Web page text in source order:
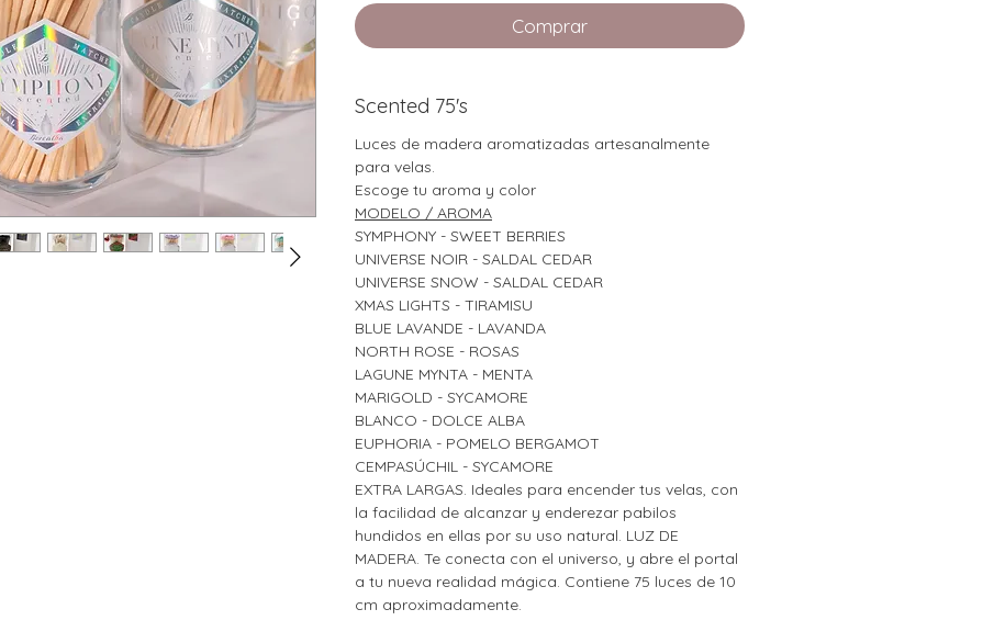
Comprar
Scented 75's
Luces de madera aromatizadas artesanalmente
para velas.
Escoge tu aroma y color
MODELO / AROMA
SYMPHONY - SWEET BERRIES
UNIVERSE NOIR - SALDAL CEDAR
UNIVERSE SNOW - SALDAL CEDAR
XMAS LIGHTS - TIRAMISU
BLUE LAVANDE - LAVANDA
NORTH ROSE - ROSAS
LAGUNE MYNTA - MENTA
MARIGOLD - SYCAMORE
BLANCO - DOLCE ALBA
EUPHORIA - POMELO BERGAMOT
CEMPASÚCHIL - SYCAMORE
EXTRA LARGAS. Ideales para encender tus velas, con
la facilidad de alcanzar y enderezar pabilos
hundidos en ellas por su uso natural. LUZ DE
MADERA. Te conecta con el universo, y abre el portal
a tu nueva realidad mágica. Contiene 75 luces de 10
cm aproximadamente.